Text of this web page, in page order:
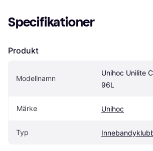
Specifikationer
Produkt
Modellnamn
Unihoc Unilite
96L
Märke Unihoc
Typ